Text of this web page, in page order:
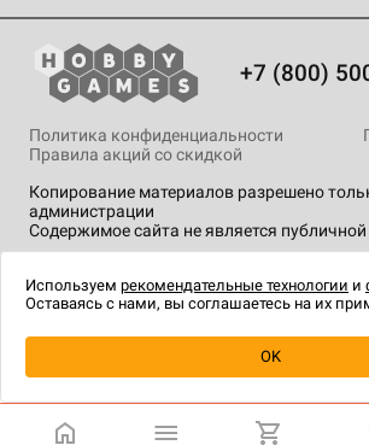
Купить| 3 420 ₽
+7 (800)
Копирование материалов разрешено
администрации
Содержимое сайта не является
Политика конфиденциальности
Правила акций со скидкой
технологии.
Используем рекомендательные технологии и
Оставаясь с нами, вы соглашаетесь на их
OK